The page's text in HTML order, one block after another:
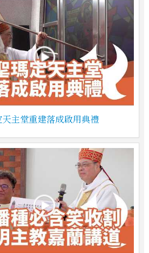
主堂重建落成啟用典禮